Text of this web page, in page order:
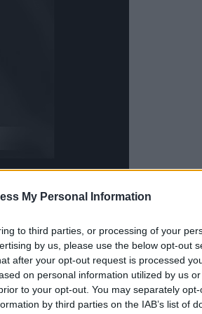
My Personal Information
to third parties, or processing of your
by us, please use the below opt-out
after your opt-out request is processed
on personal information utilized by us
to your opt-out. You may separately
by third parties on the IAB’s list of
publică
presă IPN, Igor Boțan, a
activ la acest proiect.
Constituantă,